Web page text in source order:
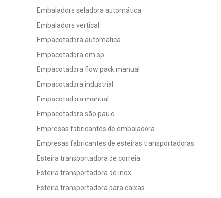
Embaladora seladora automática
Embaladora vertical
Empacotadora automática
Empacotadora em sp
Empacotadora flow pack manual
Empacotadora industrial
Empacotadora manual
Empacotadora são paulo
Empresas fabricantes de embaladora
Empresas fabricantes de esteiras transportadoras
Esteira transportadora de correia
Esteira transportadora de inox
Esteira transportadora para caixas